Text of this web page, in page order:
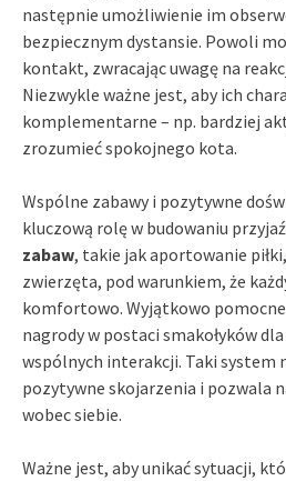
następnie umożliwienie im
bezpiecznym dystansie. Powoli
kontakt, zwracając uwagę na
Niezwykle ważne jest, aby ich
komplementarne – np. bardziej
zrozumieć spokojnego kota.
Wspólne zabawy i pozytywne
kluczową rolę w budowaniu
zabaw, takie jak aportowanie
zwierzęta, pod warunkiem, że
komfortowo. Wyjątkowo
nagrody w postaci smakołyków
wspólnych interakcji. Taki system
pozytywne skojarzenia i pozwala
wobec siebie.
Ważne jest, aby unikać sytuacji,